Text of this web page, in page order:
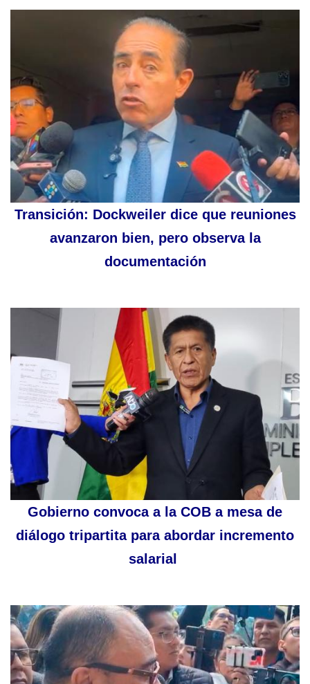
Transición: Dockweiler dice que reuniones
avanzaron bien, pero observa la
documentación
Gobierno convoca a la COB a mesa de
diálogo tripartita para abordar incremento
salarial